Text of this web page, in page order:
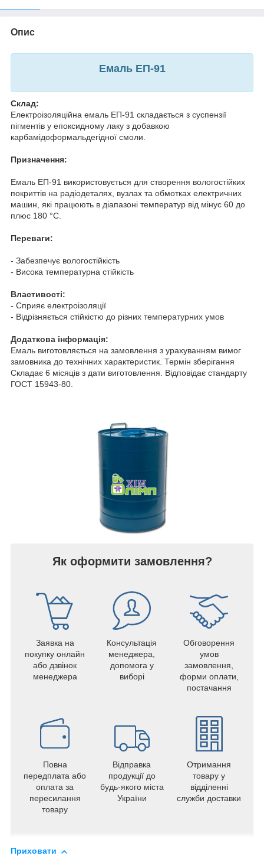
Опис
Емаль ЕП-91
Склад:
Електроізоляційна емаль ЕП-91 складається з суспензії
пігментів у епоксидному лаку з добавкою
карбамідоформальдегідної смоли.
Призначення:
Емаль ЕП-91 використовується для створення вологостійких
покриттів на радіодеталях, вузлах та обмотках електричних
машин, які працюють в діапазоні температур від мінус 60 до
плюс 180 °C.
Переваги:
- Забезпечує вологостійкість
- Висока температурна стійкість
Властивості:
- Сприяє електроізоляції
- Відрізняється стійкістю до різних температурних умов
Додаткова інформація:
Емаль виготовляється на замовлення з урахуванням вимог
замовника до технічних характеристик. Термін зберігання
Складає 6 місяців з дати виготовлення. Відповідає стандарту
ГОСТ 15943-80.
Як оформити замовлення?
Заявка на
покупку онлайн
або дзвінок
менеджера
Консультація
менеджера,
допомога у
виборі
Обговорення
умов
замовлення,
форми оплати,
постачання
Повна
передплата або
оплата за
пересилання
товару
Відправка
продукції до
будь-якого міста
України
Отримання
товару у
відділенні
служби доставки
Приховати